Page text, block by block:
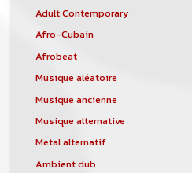
Adult Contemporary
Afro-Cubain
Afrobeat
Musique aléatoire
Musique ancienne
Musique alternative
Metal alternatif
Ambient dub